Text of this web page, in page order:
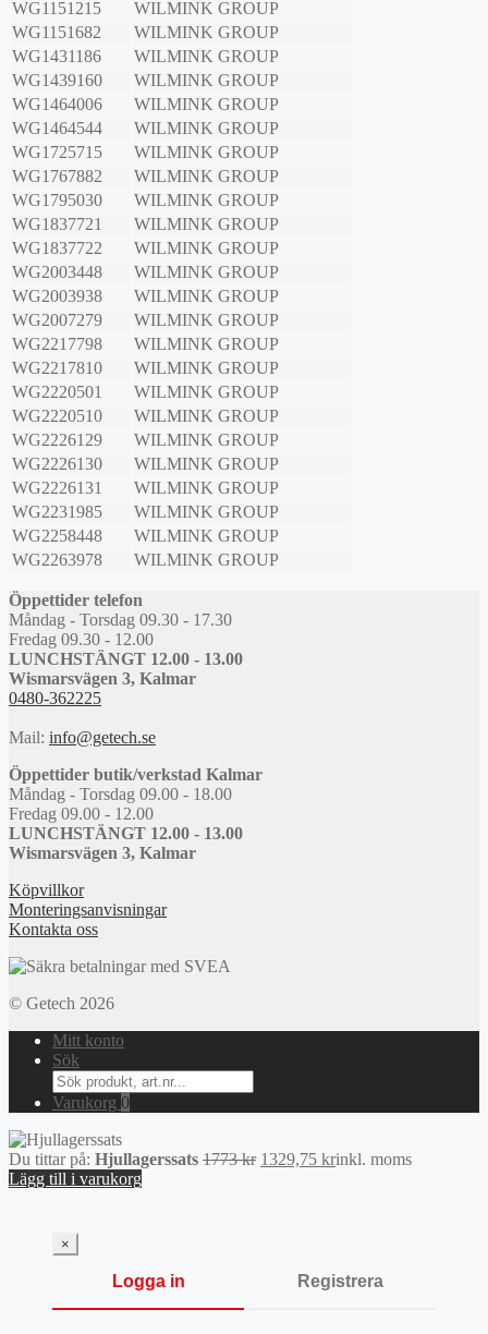
WG1151215
WILMINK GROUP
WG1151682
WILMINK GROUP
WG1431186
WILMINK GROUP
WG1439160
WILMINK GROUP
WG1464006
WILMINK GROUP
WG1464544
WILMINK GROUP
WG1725715
WILMINK GROUP
WG1767882
WILMINK GROUP
WG1795030
WILMINK GROUP
WG1837721
WILMINK GROUP
WG1837722
WILMINK GROUP
WG2003448
WILMINK GROUP
WG2003938
WILMINK GROUP
WG2007279
WILMINK GROUP
WG2217798
WILMINK GROUP
WG2217810
WILMINK GROUP
WG2220501
WILMINK GROUP
WG2220510
WILMINK GROUP
WG2226129
WILMINK GROUP
WG2226130
WILMINK GROUP
WG2226131
WILMINK GROUP
WG2231985
WILMINK GROUP
WG2258448
WILMINK GROUP
WG2263978
WILMINK GROUP
Öppettider telefon
Måndag - Torsdag 09.30 - 17.30
Fredag 09.30 - 12.00
LUNCHSTÄNGT 12.00 - 13.00
Wismarsvägen 3, Kalmar
0480-362225
Mail: info@getech.se
Öppettider butik/verkstad Kalmar
Måndag - Torsdag 09.00 - 18.00
Fredag 09.00 - 12.00
LUNCHSTÄNGT 12.00 - 13.00
Wismarsvägen 3, Kalmar
Köpvillkor
Monteringsanvisningar
Kontakta oss
© Getech 2026
Mitt konto
Sök
Search
for:
Varukorg 0
Du tittar på: Hjullagerssats 1773kr Det
1329,75 krDet
inkl. moms
Lägg till i varukorg
×
Logga in Registrera